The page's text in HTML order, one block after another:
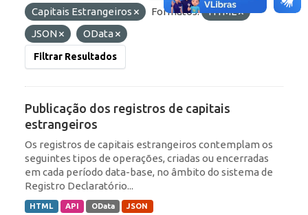
Capitais Estrangeiros
Formatos:
HTML
JSON
OData
Filtrar Resultados
Publicação dos registros de capitais
estrangeiros
Os registros de capitais estrangeiros contemplam os
seguintes tipos de operações, criadas ou encerradas
em cada período data-base, no âmbito do sistema de
Registro Declaratório...
HTML API OData JSON